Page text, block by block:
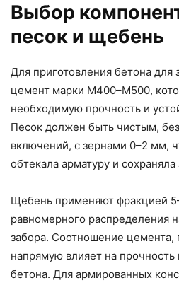
Выбор
песок и щебень
Для приготовления бетона для
цемент марки М400–М500,
необходимую прочность и
Песок должен быть чистым,
включений, с зернами 0–2 мм,
обтекала арматуру и сохраняла
Щебень применяют фракцией
равномерного распределения
забора. Соотношение цемента,
напрямую влияет на прочность
бетона. Для армированных